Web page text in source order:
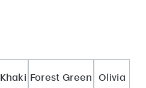
Forest Green Olivia